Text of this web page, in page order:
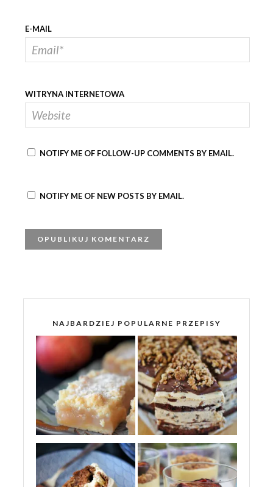
E-MAIL
WITRYNA INTERNETOWA
NOTIFY ME OF FOLLOW-UP COMMENTS BY EMAIL.
NOTIFY ME OF NEW POSTS BY EMAIL.
NAJBARDZIEJ POPULARNE PRZEPISY